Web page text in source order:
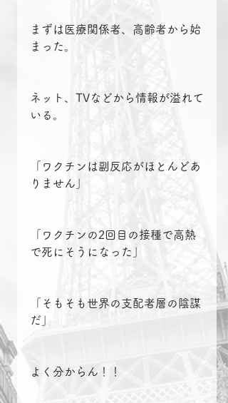
まずは医療関係者、高齢者から始
まった。
ネット、TVなどから情報が溢れて
いる。
「ワクチンは副反応がほとんどあ
りません」
「ワクチンの2回目の接種で高熱
で死にそうになった」
「そもそも世界の支配者層の陰謀
だ」
よく分からん！！